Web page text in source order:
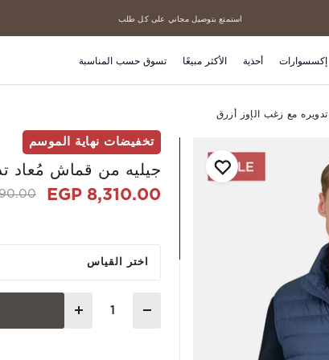
استمتع بتوصيل مجاني على كل طلب
إكسسوارات أحذية الأكثر مبيعًا تسوق حسب المناسبة
مع زغب الإوز أزرق
تخفيضات نهاية الموسم
جيليه من قماش مُعاد
8,310.00 EGP
from
EGP
اختر القياس